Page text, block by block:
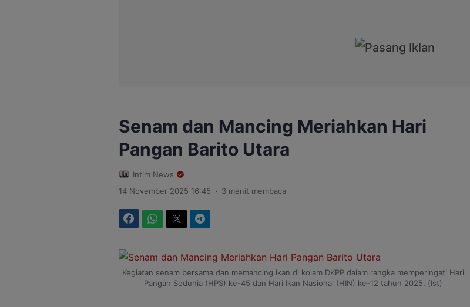
Senam dan Mancing Meriahkan Hari
Pangan Barito Utara
Intim News
14 November 2025 16:45 . 3 menit membaca
Kegiatan senam bersama dan memancing ikan di kolam DKPP dalam rangka memperingati Hari
Pangan Sedunia (HPS) ke-45 dan Hari Ikan Nasional (HIN) ke-12 tahun 2025. (Ist)